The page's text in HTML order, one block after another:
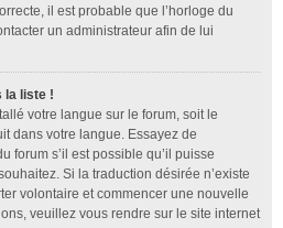
il est probable que l’horloge du
un administrateur afin de lui
la liste !
votre langue sur le forum, soit le
dans votre langue. Essayez de
forum s’il est possible qu’il puisse
Si la traduction désirée n’existe
volontaire et commencer une nouvelle
veuillez vous rendre sur le site internet